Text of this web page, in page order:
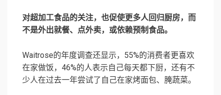
对超加工食品的关注，也促使更多人回归厨房，而
不是外出就餐、点外卖，或依赖预制食品。
Waitrose的年度调查还显示，55%的消费者更喜欢
在家做饭，46%的人表示自己每天都下厨，还有不
少人在过去一年尝试了自己在家烤面包、腌蔬菜。